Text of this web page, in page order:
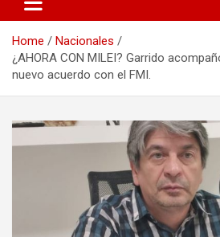
Home
Nacionales
¿AHORA CON MILEI? Garrido
nuevo acuerdo con el FMI.